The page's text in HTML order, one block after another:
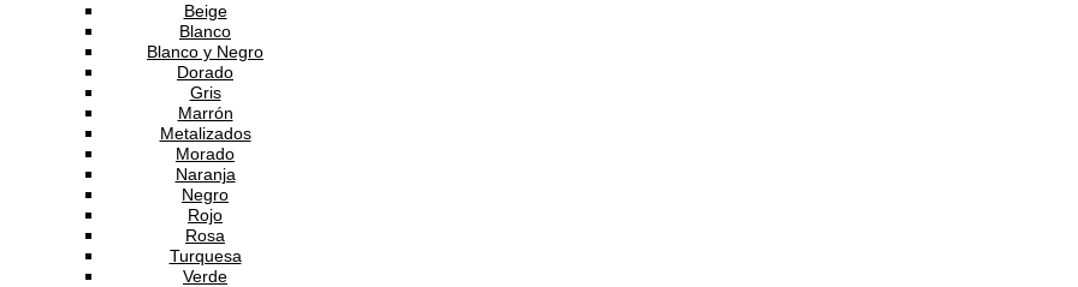
Beige
Blanco
Blanco y Negro
Dorado
Gris
Marrón
Metalizados
Morado
Naranja
Negro
Rojo
Rosa
Turquesa
Verde
TRES TINTAS BARCELONA
Mural Pentimento Damasko